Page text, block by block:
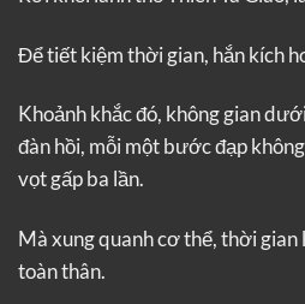
Để tiết kiệm thời gian, hắn kích
Khoảnh khắc đó, không gian
đàn hồi, mỗi một bước đạp
vọt gấp ba lần.
Mà xung quanh cơ thể, thời
toàn thân.